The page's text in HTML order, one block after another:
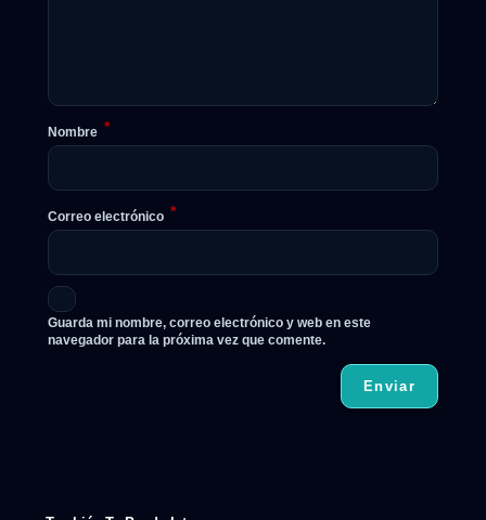
Nombre *
Correo electrónico *
Guarda mi nombre, correo electrónico y web en este
navegador para la próxima vez que comente.